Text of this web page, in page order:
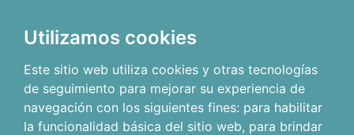
Utilizamos cookies
Este sitio web utiliza cookies y otras tecnologías
de seguimiento para mejorar su experiencia de
navegación con los siguientes fines: para habilitar
la funcionalidad básica del sitio web, para brindar